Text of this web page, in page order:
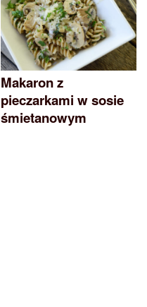
Makaron z
pieczarkami w sosie
śmietanowym